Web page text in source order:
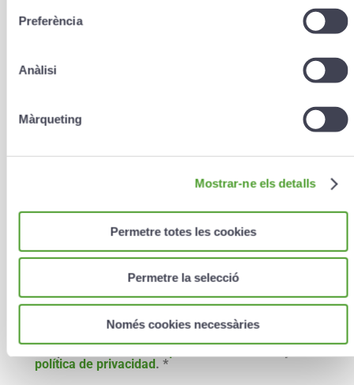
Preferència
Anàlisi
Màrqueting
Mostrar-ne els detalls
Permetre totes les cookies
Permetre la selecció
Només cookies necessàries
Teléfono (ej. 00376000000)
política de privacidad .*